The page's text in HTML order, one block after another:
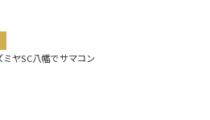
ミヤSC八幡でサマコン